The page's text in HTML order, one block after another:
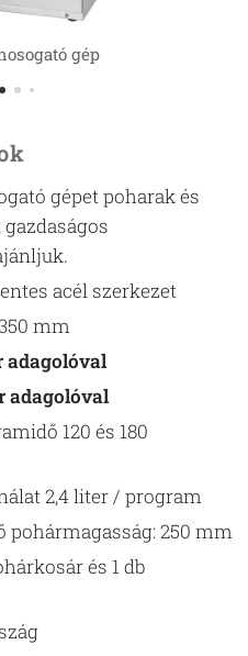
gép
gépet poharak és
acél szerkezet
mm
adagolóval
adagolóval
120 és 180
2,4 liter / program
250 mm
és 1 db